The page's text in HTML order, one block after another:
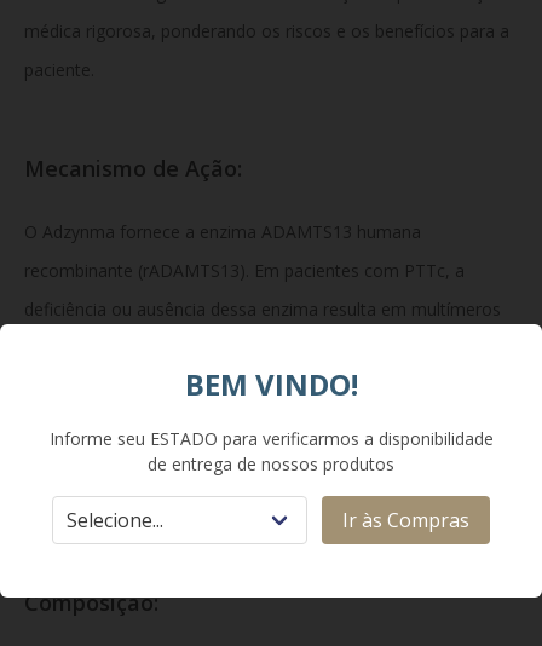
médica rigorosa, ponderando os riscos e os benefícios para a
paciente.
Mecanismo de Ação:
O Adzynma fornece a enzima ADAMTS13 humana
recombinante (rADAMTS13). Em pacientes com PTTc, a
deficiência ou ausência dessa enzima resulta em multímeros
agregação plaquetária espontânea e microangiopatia
de vWF em tamanhos normais, prevenindo e resolvendo a
formação de trombos nos vasos sanguíneos.
Composição:
BEM VINDO!
Informe seu ESTADO para verificarmos a disponibilidade
de entrega de nossos produtos
Ir às Compras